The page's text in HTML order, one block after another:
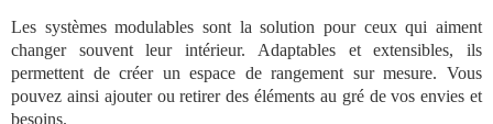
Les systèmes modulables sont la solution pour ceux qui aiment
changer souvent leur intérieur. Adaptables et extensibles, ils
permettent de créer un espace derangement sur mesure. Vous
pouvez ainsi ajouter ou retirer des éléments au gré de vos envies et
besoins.